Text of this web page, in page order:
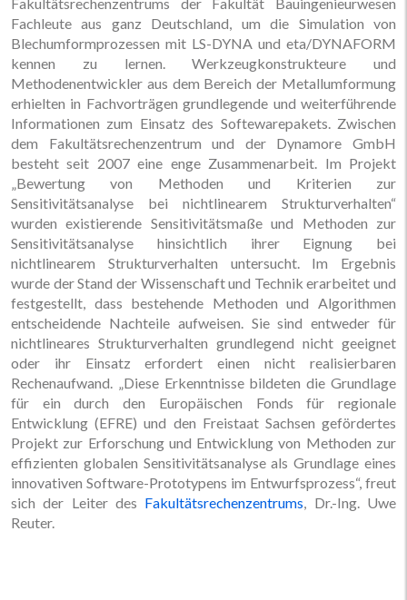
Fachleute aus ganz Deutschland, um die Simulation von
Blechumformprozessen mit LS-DYNA und eta/DYNAFORM
kennen zu lernen. Werkzeugkonstrukteure und
Methodenentwickler aus dem Bereich der Metallumformung
erhielten in Fachvorträgen grundlegende und weiterführende
Informationen zum Einsatz des Softewarepakets. Zwischen
dem Fakultätsrechenzentrum und der Dynamore GmbH
besteht seit 2007 eine enge Zusammenarbeit. Im Projekt
„Bewertung von Methoden und Kriterien zur
Sensitivitätsanalyse bei nichtlinearem Strukturverhalten“
wurden existierende Sensitivitätsmaße und Methoden zur
Sensitivitätsanalyse hinsichtlich ihrer Eignung bei
nichtlinearem Strukturverhalten untersucht. Im Ergebnis
wurde der Stand der Wissenschaft und Technik erarbeitet und
festgestellt, dass bestehende Methoden und Algorithmen
entscheidende Nachteile aufweisen. Sie sind entweder für
nichtlineares Strukturverhalten grundlegend nicht geeignet
oder ihr Einsatz erfordert einen nicht realisierbaren
Rechenaufwand. „Diese Erkenntnisse bildeten die Grundlage
für ein durch den Europäischen Fonds für regionale
Entwicklung (EFRE) und den Freistaat Sachsen gefördertes
Projekt zur Erforschung und Entwicklung von Methoden zur
effizienten globalen Sensitivitätsanalyse als Grundlage eines
innovativen Software-Prototypens im Entwurfsprozess“, freut
sich der Leiter des Fakultätsrechenzentrums, Dr.-Ing. Uwe
Reuter.